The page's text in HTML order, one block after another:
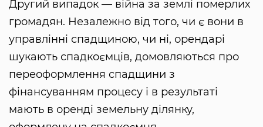
Другий випадок — війна за землі померлих
громадян. Незалежно від того, чи є вони в
управлінні спадщиною, чи ні, орендарі
шукають спадкоємців, домовляються про
переоформлення спадщини з
фінансуванням процесу і в результаті
мають в оренді земельну ділянку,